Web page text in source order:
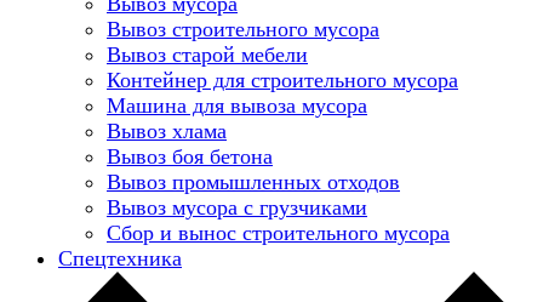
Вывоз строительного мусора
Вывоз старой мебели
Контейнер для строительного мусора
Машина для вывоза мусора
Вывоз хлама
Вывоз боя бетона
Вывоз промышленных отходов
Вывоз мусора с грузчиками
Сбор и вынос строительного мусора
Спецтехника